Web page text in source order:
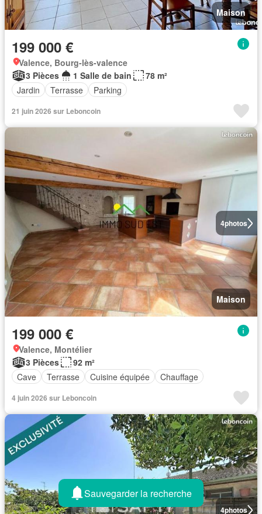
Maison
199 000 €
Valence, Bourg-lès-valence
3 Pièces
1 Salle de bain
78 m²
Jardin
Terrasse Parking
21 juin 2026 sur Leboncoin
4photos
Maison
199 000 €
Valence, Montélier
3 Pièces
92 m²
Cave
Terrasse Cuisine équipée Chauffage
4 juin 2026 sur Leboncoin
4photos
Sauvegarder la recherche